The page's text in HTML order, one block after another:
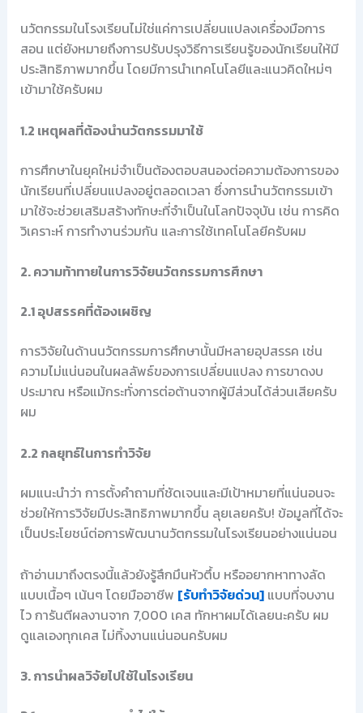
นวัตกรรมในโรงเรียนไม่ใช่แค่การเปลี่ยนแปลงเครื่องมือการ
สอน แต่ยังหมายถึงการปรับปรุงวิธีการเรียนรู้ของนักเรียนให้มี
ประสิทธิภาพมากขึ้น โดยมีการนำเทคโนโลยีและแนวคิดใหม่ๆ
เข้ามาใช้ครับผม
1.2 เหตุผลที่ต้องนำนวัตกรรมมาใช้
การศึกษาในยุคใหม่จำเป็นต้องตอบสนองต่อความต้องการของ
นักเรียนที่เปลี่ยนแปลงอยู่ตลอดเวลา ซึ่งการนำนวัตกรรมเข้า
มาใช้จะช่วยเสริมสร้างทักษะที่จำเป็นในโลกปัจจุบัน เช่น การคิด
วิเคราะห์ การทำงานร่วมกัน และการใช้เทคโนโลยีครับผม
2. ความท้าทายในการวิจัยนวัตกรรมการศึกษา
2.1 อุปสรรคที่ต้องเผชิญ
การวิจัยในด้านนวัตกรรมการศึกษานั้นมีหลายอุปสรรค เช่น
ความไม่แน่นอนในผลลัพธ์ของการเปลี่ยนแปลง การขาดงบ
ประมาณ หรือแม้กระทั่งการต่อต้านจากผู้มีส่วนได้ส่วนเสียครับ
ผม
2.2 กลยุทธ์ในการทำวิจัย
ผมแนะนำว่า การตั้งคำถามที่ชัดเจนและมีเป้าหมายที่แน่นอนจะ
ช่วยให้การวิจัยมีประสิทธิภาพมากขึ้น ลุยเลยครับ! ข้อมูลที่ได้จะ
เป็นประโยชน์ต่อการพัฒนานวัตกรรมในโรงเรียนอย่างแน่นอน
ถ้าอ่านมาถึงตรงนี้แล้วยังรู้สึกมึนหัวตึ้บ หรืออยากหาทางลัด
แบบเนื้อๆ เน้นๆ โดยมืออาชีพ [รับทำวิจัยด่วน]แบบที่จบงาน
ไว การันตีผลงานจาก 7,000 เคส ทักหาผมได้เลยนะครับ ผม
ดูแลเองทุกเคส ไม่ทิ้งงานแน่นอนครับผม
3. การนำผลวิจัยไปใช้ในโรงเรียน